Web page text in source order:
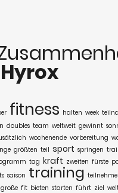
Hyrox
fitness halten week
doubles team weltweit gewinnt
wochenende vorbereitung
größten teil sport springen
tag kraft zweiten fürste
saison training
große fit bieten starten führt ziel